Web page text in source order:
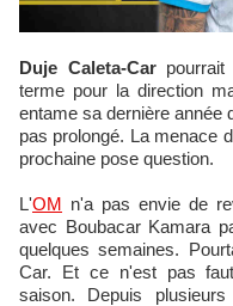
Duje Caleta-Carpourrait
terme pour la direction
entame sa dernière année
pas prolongé. La menace
prochaine pose question.
L'OM n'a pas envie de
avec Boubacar Kamara
quelques semaines.
Car. Et ce n'est pas
saison. Depuis